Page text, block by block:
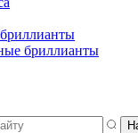
бриллианты